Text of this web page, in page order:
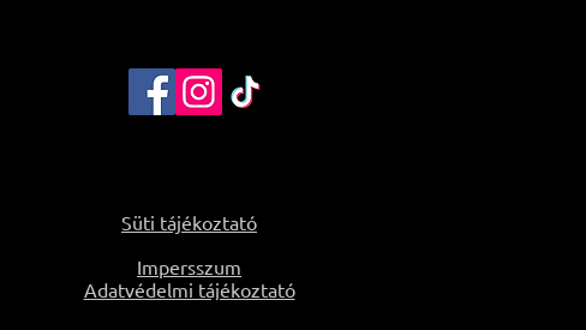
Süti tájékoztató
Impersszum
Adatvédelmi tájékoztató